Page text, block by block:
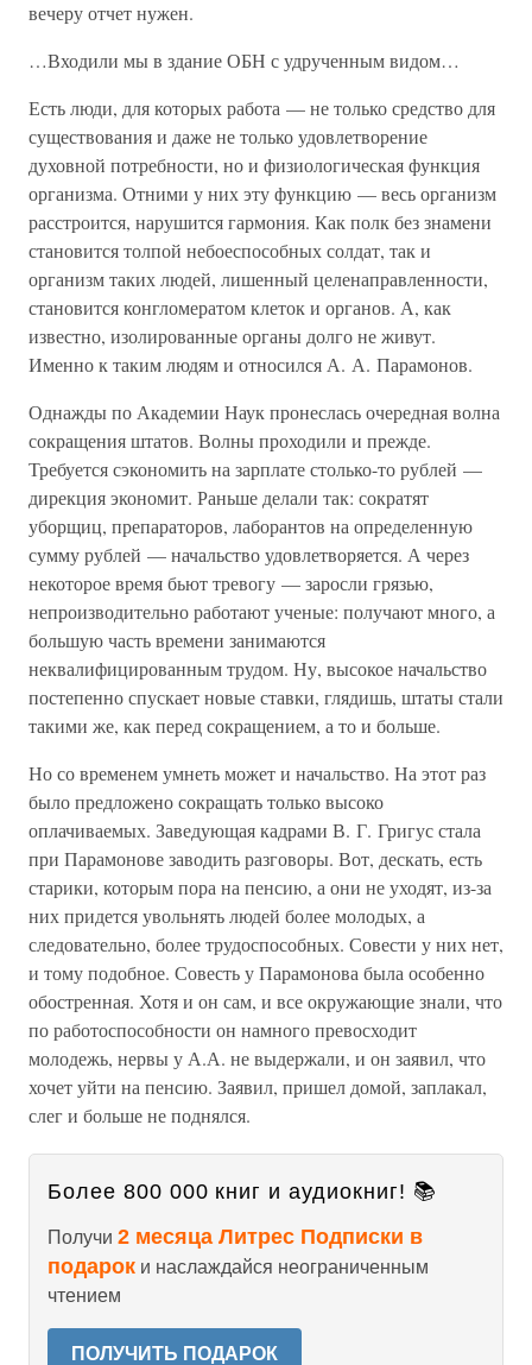
вечеру отчет нужен.
…Входили мы в здание ОБН с удрученным видом…
Есть люди, для которых работа — не только средство для
существования и даже не только удовлетворение
духовной потребности, но и физиологическая функция
организма. Отними у них эту функцию — весь организм
расстроится, нарушится гармония. Как полк без знамени
становится толпой небоеспособных солдат, так и
организм таких людей, лишенный целенаправленности,
становится конгломератом клеток и органов. А, как
известно, изолированные органы долго не живут.
Именно к таким людям и относился А. А. Парамонов.
Однажды по Академии Наук пронеслась очередная волна
сокращения штатов. Волны проходили и прежде.
Требуется сэкономить на зарплате столько-то рублей —
дирекция экономит. Раньше делали так: сократят
уборщиц, препараторов, лаборантов на определенную
сумму рублей — начальство удовлетворяется. А через
некоторое время бьют тревогу — заросли грязью,
непроизводительно работают ученые: получают много, а
большую часть времени занимаются
неквалифицированным трудом. Ну, высокое начальство
постепенно спускает новые ставки, глядишь, штаты стали
такими же, как перед сокращением, а то и больше.
Но со временем умнеть может и начальство. На этот раз
было предложено сокращать только высоко
оплачиваемых. Заведующая кадрами В. Г. Григус стала
при Парамонове заводить разговоры. Вот, дескать, есть
старики, которым пора на пенсию, а они не уходят, из-за
них придется увольнять людей более молодых, а
следовательно, более трудоспособных. Совести у них нет,
и тому подобное. Совесть у Парамонова была особенно
обостренная. Хотя и он сам, и все окружающие знали, что
по работоспособности он намного превосходит
молодежь, нервы у А.А. не выдержали, и он заявил, что
хочет уйти на пенсию. Заявил, пришел домой, заплакал,
слег и больше не поднялся.
Более 800 000 книг и аудиокниг! 📚
Получи 2 месяца Литрес Подписки в
подарок и наслаждайся неограниченным
чтением
ПОЛУЧИТЬ ПОДАРОК